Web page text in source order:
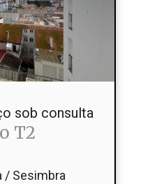
sob consulta
T2
/ Sesimbra